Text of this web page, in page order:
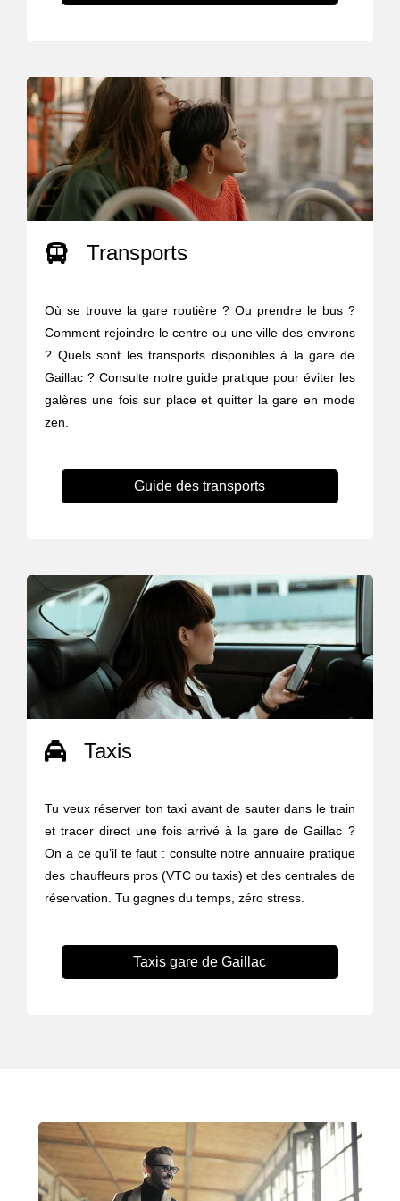
Transports
Où se trouve la gare routière ? Ou prendre le bus ?
Comment rejoindre le centre ou une ville des environs
? Quels sont les transports disponibles à la gare de
Gaillac ? Consulte notre guide pratique pour éviter les
galères une fois sur place et quitter la gare en mode
zen.
Guide des transports
Taxis
Tu veux réserver ton taxi avant de sauter dans le train
et tracer direct une fois arrivé à la gare de Gaillac ?
On a ce qu’il te faut : consulte notre annuaire pratique
des chauffeurs pros (VTC ou taxis) et des centrales de
réservation. Tu gagnes du temps, zéro stress.
Taxis gare de Gaillac